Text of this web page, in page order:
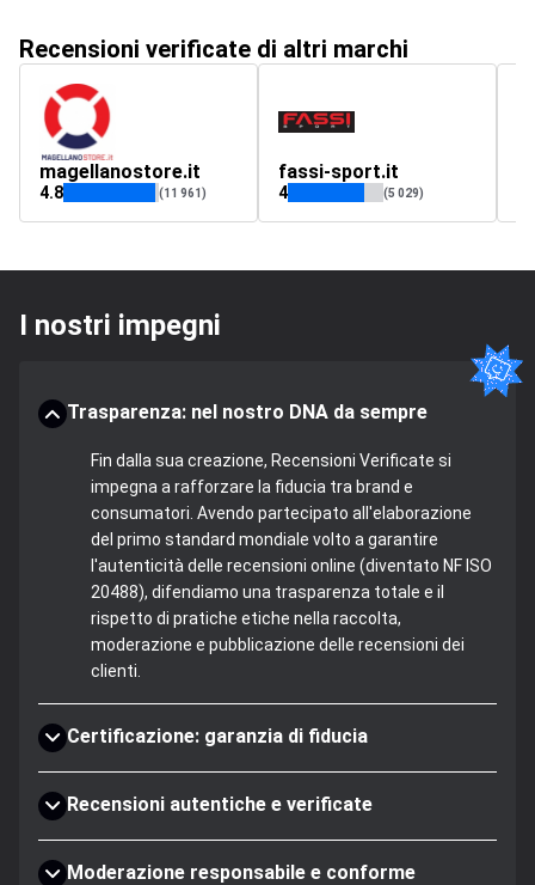
Recensioni verificate di altri marchi
magellanostore.it
4.8 (11 961)
fassi-sport.it
4 (5 029)
I nostri impegni
Trasparenza: nel nostro DNA da sempre
Fin dalla sua creazione, Recensioni Verificate si
impegna a rafforzare la fiducia tra brand e
consumatori. Avendo partecipato all'elaborazione
del primo standard mondiale volto a garantire
l'autenticità delle recensioni online (diventato NF ISO
20488), difendiamo una trasparenza totale e il
rispetto di pratiche etiche nella raccolta,
moderazione e pubblicazione delle recensioni dei
clienti.
Certificazione: garanzia di fiducia
Recensioni autentiche e verificate
Moderazione responsabile e conforme